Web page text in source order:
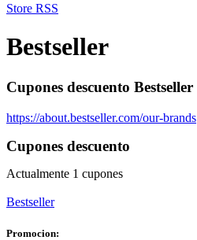
Store RSS
Bestseller
Cupones descuento Bestseller
https://about.bestseller.com/our-brands
Cupones descuento
Actualmente 1 cupones
Bestseller
Promocion: